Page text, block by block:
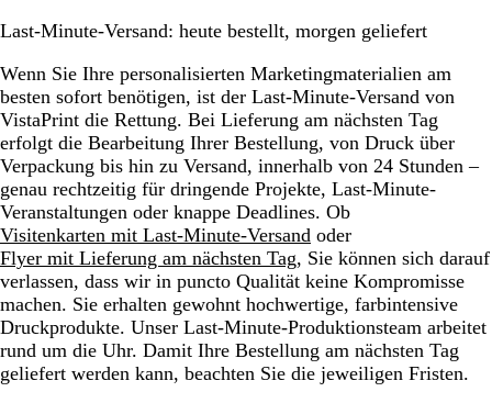
Last-Minute-Versand: heute bestellt, morgen geliefert
Wenn Sie Ihre personalisierten Marketingmaterialien am
besten sofort benötigen, ist der Last-Minute-Versand von
VistaPrint die Rettung. Bei Lieferung am nächsten Tag
erfolgt die Bearbeitung Ihrer Bestellung, von Druck über
Verpackung bis hin zu Versand, innerhalb von 24 Stunden –
genau rechtzeitig für dringende Projekte, Last-Minute-
Veranstaltungen oder knappe Deadlines. Ob
Visitenkarten mit Last-Minute-Versand oder
Flyer mit Lieferung am nächsten Tag, Sie können sich darauf
verlassen, dass wir in puncto Qualität keine Kompromisse
machen. Sie erhalten gewohnt hochwertige, farbintensive
Druckprodukte. Unser Last-Minute-Produktionsteam arbeitet
rund um die Uhr. Damit Ihre Bestellung am nächsten Tag
geliefert werden kann, beachten Sie die jeweiligen Fristen.